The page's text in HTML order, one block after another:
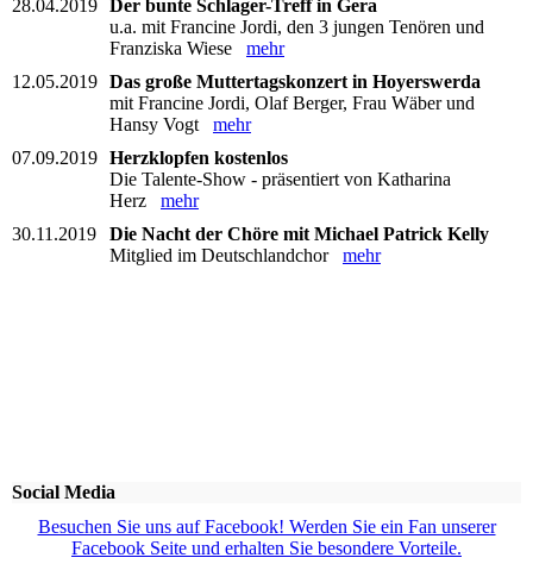
28.04.2019 Der bunte Schlager-Treff in Gera
u.a. mit Francine Jordi, den 3 jungen Tenören und
Franziska Wiese mehr
12.05.2019 Das große Muttertagskonzert in Hoyerswerda
mit Francine Jordi, Olaf Berger, Frau Wäber und
Hansy Vogt mehr
07.09.2019 Herzklopfen kostenlos
Die Talente-Show - präsentiert von Katharina
Herz mehr
30.11.2019
Die Nacht der Chöre mit Michael Patrick Kelly
Mitglied im Deutschlandchor mehr
Social Media
Besuchen Sie uns auf Facebook! Werden Sie ein Fan unserer
Facebook Seite und erhalten Sie besondere Vorteile.